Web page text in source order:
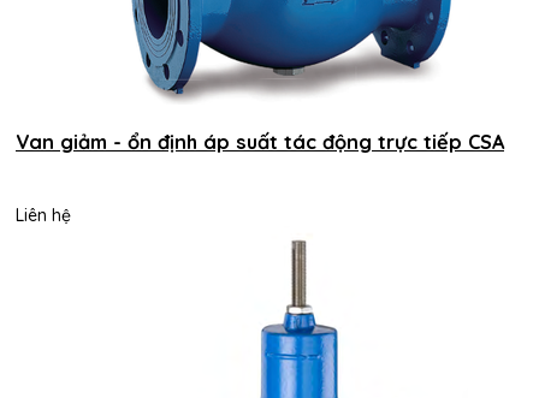
Van giảm - ổn định áp suất tác động trực tiếp CSA
Liên hệ